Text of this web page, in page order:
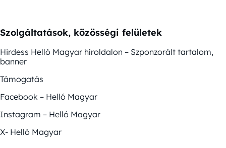
Szolgáltatások, közösségi felületek
Hirdess Helló Magyar híroldalon – Szponzorált tartalom,
banner
Támogatás
Facebook – Helló Magyar
Instagram – Helló Magyar
X- Helló Magyar